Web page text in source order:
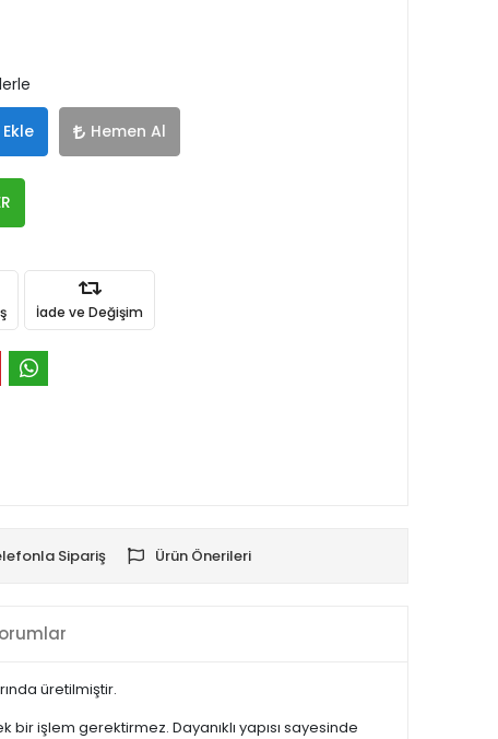
Hemen Al
İade ve Değişim
Sipariş Ürün Önerileri
üretilmiştir.
işlem gerektirmez. Dayanıklı yapısı sayesinde